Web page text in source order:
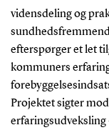
vidensdeling og
efterspørger et let
kommuners
Projektet sigter
erfaringsudveksling